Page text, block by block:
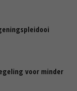
voor minder